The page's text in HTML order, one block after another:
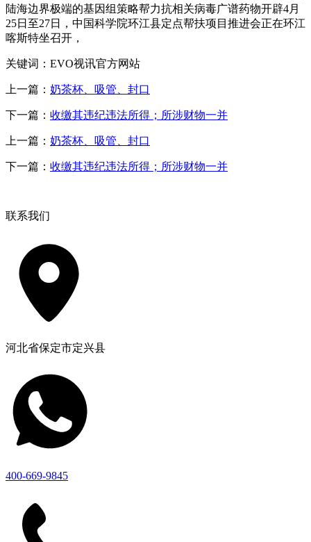
陆海边界极端的基因组策略帮力抗相关病毒广谱药物开辟4月
25日至27日，中国科学院环江县定点帮扶项目推进会正在环江
喀斯特坐召开，
关键词：EVO视讯官方网站
上一篇： 奶茶杯、吸管、封口
下一篇： 收缴其违纪违法所得；所涉财物一并
上一篇： 奶茶杯、吸管、封口
下一篇： 收缴其违纪违法所得；所涉财物一并
联系我们
河北省保定市定兴县
400-669-9845